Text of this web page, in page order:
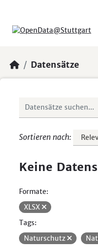
Datensätze
Sortieren nach
Keine
Formate:
XLSX
Tags:
Naturschutz